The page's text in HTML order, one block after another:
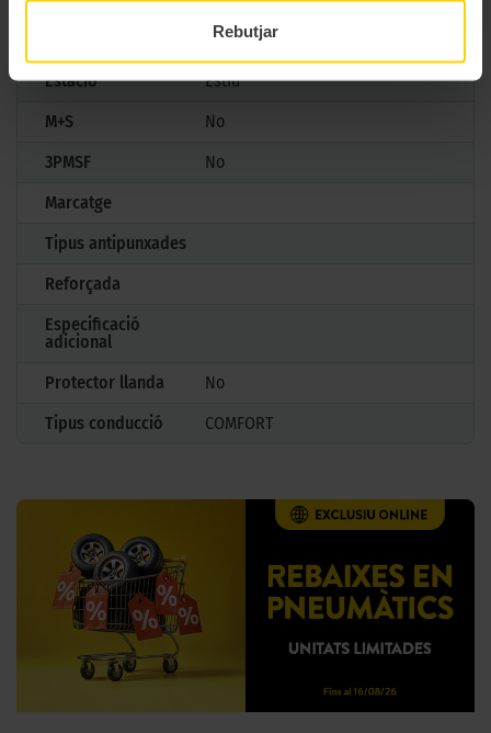
Rebutjar
185/60 R14 82 H
Estació
Estiu
M+S
No
3PMSF
No
Marcatge
Tipus antipunxades
Reforçada
Especificació
adicional
Protector llanda
No
Tipus conducció
COMFORT